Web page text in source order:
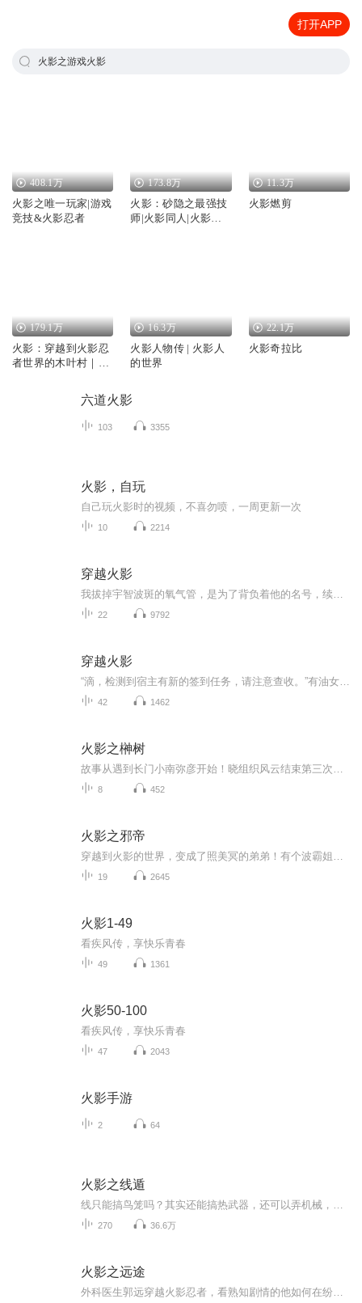
打开APP
火影之游戏火影
408.1万
火影之唯一玩家|游戏
竞技&火影忍者
173.8万
火影：砂隐之最强技
师|火影同人|火影忍
11.3万
火影燃剪
179.1万
火影：穿越到火影忍
者世界的木叶村｜最
16.3万
火影人物传 | 火影人
的世界
22.1万
火影奇拉比
六道火影
103 3355
火影，自玩
自己玩火影时的视频，不喜勿喷，一周更新一次
10 2214
穿越火影
22 9792
穿越火影
42 1462
火影之榊树
8 452
火影之邪帝
19 2645
火影1-49
看疾风传，享快乐青春
49 1361
火影50-100
看疾风传，享快乐青春
47 2043
火影手游
2 64
火影之线遁
270 36.6万
火影之远途